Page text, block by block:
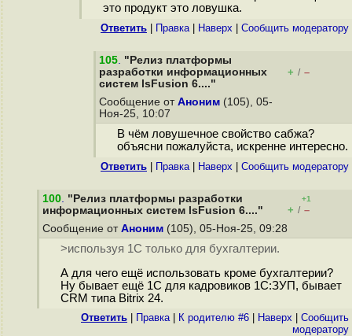
это продукт это ловушка.
Ответить Правка| Наверх Cообщить модератору
105. "Релиз платформы
разработки информационных
систем lsFusion 6...."
+ / –
Сообщение от Аноним (105), 05-
Ноя-25, 10:07
В чём ловушечное свойство сабжа?
объясни пожалуйста, искренне интересно.
Ответить Правка| Наверх Cообщить модератору
100. "Релиз платформы разработки
информационных систем lsFusion 6...."
+1
+ / –
Сообщение от Аноним (105), 05-Ноя-25, 09:28
>используя 1С только для бухгалтерии.
А для чего ещё использовать кроме бухгалтерии?
Ну бывает ещё 1С для кадровиков 1С:ЗУП, бывает
CRM типа Bitrix 24.
Ответить Правка| К родителю #6 Наверх
Cообщить
модератору